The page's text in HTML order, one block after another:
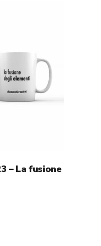
– La fusione